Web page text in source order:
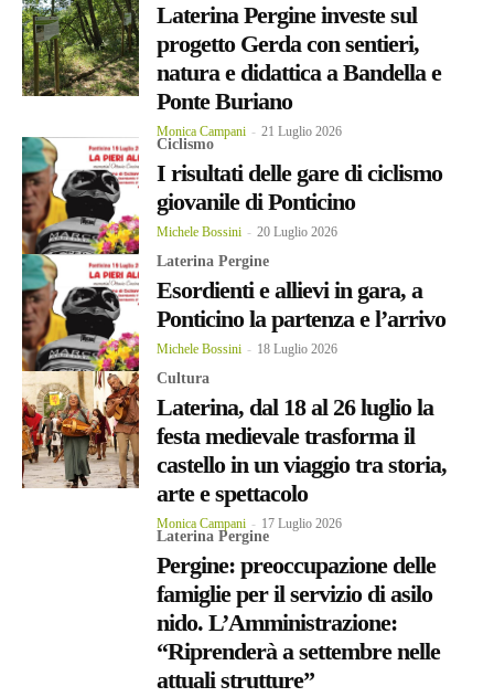
Laterina Pergine investe sul
progetto Gerda con sentieri,
natura e didattica a Bandella e
Ponte Buriano
Monica Campani - 21 Luglio 2026
Ciclismo
I risultati delle gare di ciclismo
giovanile di Ponticino
Michele Bossini - 20 Luglio 2026
Laterina Pergine
Esordienti e allievi in gara, a
Ponticino la partenza e l’arrivo
Michele Bossini - 18 Luglio 2026
Cultura
Laterina, dal 18 al 26 luglio la
festa medievale trasforma il
castello in un viaggio tra storia,
arte e spettacolo
Monica Campani - 17 Luglio 2026
Laterina Pergine
Pergine: preoccupazione delle
famiglie per il servizio di asilo
nido. L’Amministrazione:
“Riprenderà a settembre nelle
attuali strutture”